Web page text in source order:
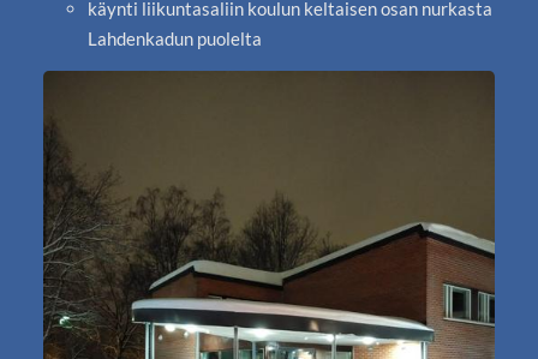
käynti liikuntasaliin koulun keltaisen osan nurkasta
Lahdenkadun puolelta